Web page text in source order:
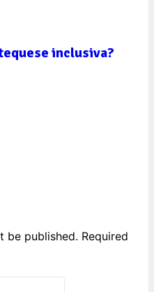
inclusiva?
be published. Required